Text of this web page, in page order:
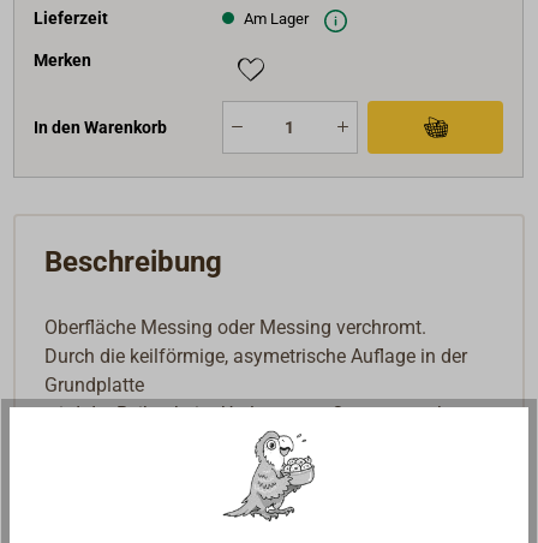
Lieferzeit Am Lager
Merken
In den Warenkorb
Beschreibung
Oberfläche Messing oder Messing verchromt.
Durch die keilförmige, asymetrische Auflage in der
Grundplatte
wird der Reiber beim Umlegen um 3 mm gesenkt,
dadurch hat er festen Halt und klappert nicht!
Im Originalkatalog von DAVEY London heißt dieser
Beschlag "Anti-Rattle Fastener".